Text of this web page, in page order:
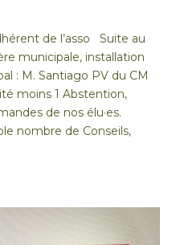
de l’asso Suite au
municipale, installation
: M. Santiago PV du CM
moins 1 Abstention,
de nos élu·es.
nombre de Conseils,